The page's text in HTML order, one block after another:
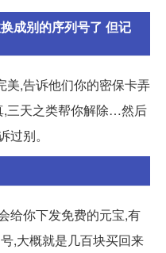
成别的序列号了 但记
美,告诉他们你的密保卡弄
三天之类帮你解除…然后
别。
给你下发免费的元宝,有
,大概就是几百块买回来